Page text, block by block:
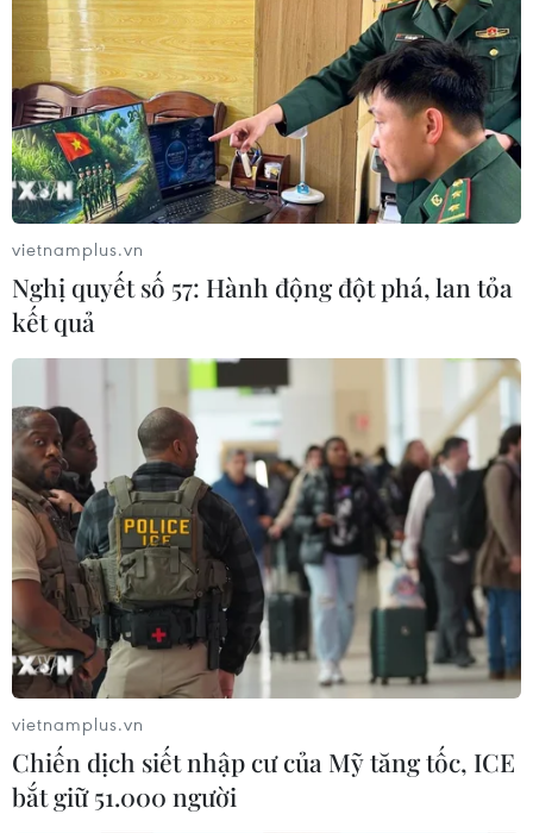
vietnamplus.vn
Nghị quyết số 57: Hành động đột phá, lan tỏa
kết quả
vietnamplus.vn
Chiến dịch siết nhập cư của Mỹ tăng tốc, ICE
bắt giữ 51.000 người